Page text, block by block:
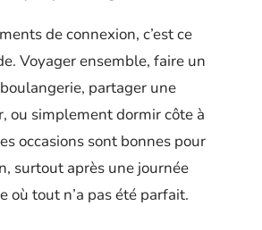
de connexion, c’est ce
Voyager ensemble, faire un
partager une
ou simplement dormir côte à
occasions sont bonnes pour
surtout après une journée
où tout n’a pas été parfait.